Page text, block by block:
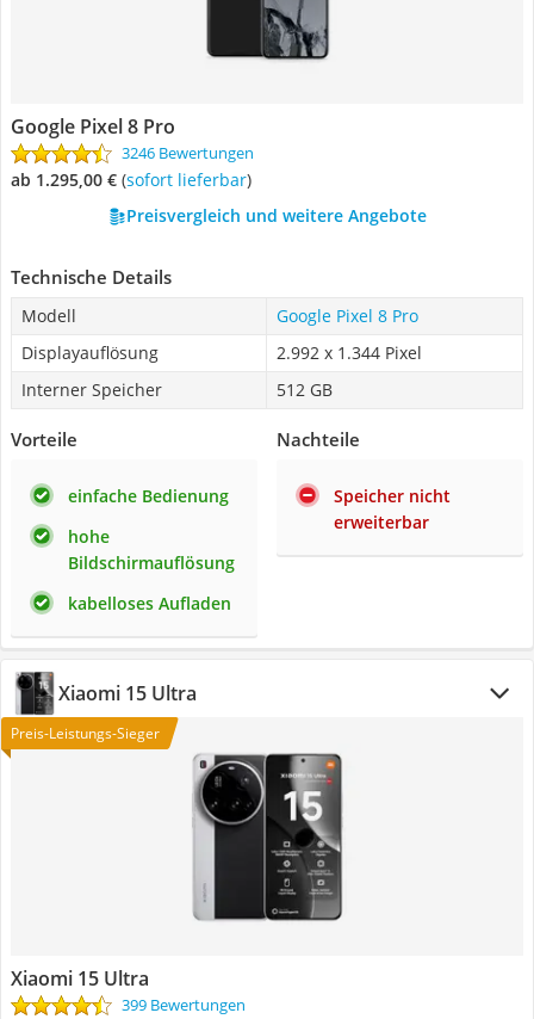
Google Pixel 8 Pro
3246 Bewertungen
ab 1.295,00 € ( Sofort lieferbar)
Preisvergleich und weitere Angebote
Technische Details
Modell
Google Pixel 8 Pro
Displayauflösung
2.992 x 1.344 Pixel
Interner Speicher
512 GB
Vorteile
einfache Bedienung
hohe
Bildschirmauflösung
kabelloses Aufladen
Nachteile
Speicher nicht
erweiterbar
Xiaomi 15 Ultra
Preis-Leistungs-Sieger
Xiaomi 15 Ultra
399 Bewertungen